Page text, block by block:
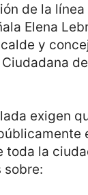
de la
Elena
y
exigen
toda la
sobre: